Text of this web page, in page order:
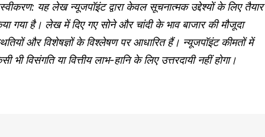
यह लेख न्यूजपॉइंट द्वारा केवल सूचनात्मक उद्देश्यों के लिए तैयार
गया है। लेख में दिए गए सोने और चांदी के भाव बाजार की मौजूदा
और विशेषज्ञों के विश्लेषण पर आधारित हैं। न्यूजपॉइंट कीमतों में
भी विसंगति या वित्तीय लाभ-हानि के लिए उत्तरदायी नहीं होगा।